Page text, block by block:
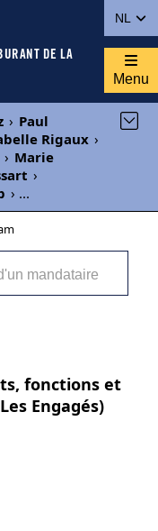
NL
DE LA
Menu
› Paul
Rigaux ›
› Marie
›
› ...
fonctions et
Engagés)